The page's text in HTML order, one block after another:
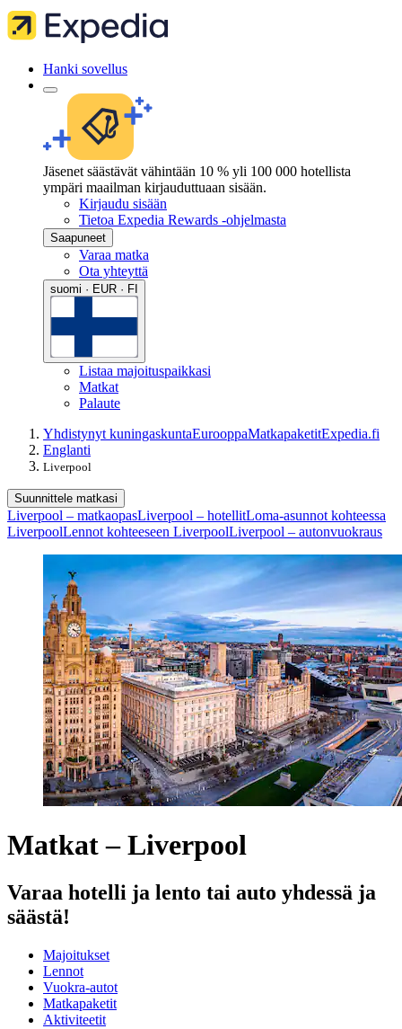
Hanki sovellus
Jäsenet säästävät vähintään 10 % yli 100 000 hotellista
ympäri maailman kirjauduttuaan sisään.
Kirjaudu sisään
Tietoa Expedia Rewards -ohjelmasta
Saapuneet
Varaa matka
Ota yhteyttä
suomi · EUR · FI
Listaa majoituspaikkasi
Matkat
Palaute
Yhdistynyt kuningaskuntaEurooppaMatkapaketitExpedia.fi
Englanti
Liverpool
Suunnittele matkasi
Liverpool – matkaopasLiverpool – hotellitLoma-asunnot kohteessa
LiverpoolLennot kohteeseen LiverpoolLiverpool – autonvuokraus
Matkat – Liverpool
Varaa hotelli ja lento tai auto yhdessä ja
säästä!
Majoitukset
Lennot
Vuokra-autot
Matkapaketit
Aktiviteetit